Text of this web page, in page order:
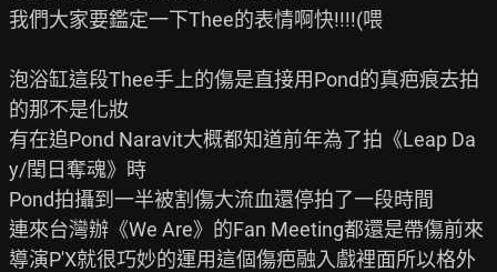
我們大家要鑑定一下Thee的表情啊快!!!!(喂
泡浴缸這段Thee手上的傷是直接用Pond的真疤痕去拍
的那不是化妝
有在追Pond Naravit大概都知道前年為了拍《Leap Da
y/閏日奪魂》時
Pond拍攝到一半被割傷大流血還停拍了一段時間
連來台灣辦《We Are》的Fan Meeting都還是帶傷前來
導演P'X就很巧妙的運用這個傷疤融入戲裡面所以格外